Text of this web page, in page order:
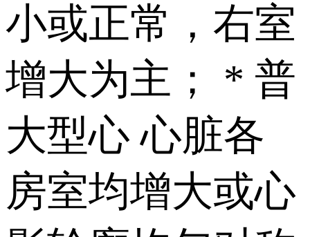
小或正常，右室
增大为主； * 普
大型心 心脏各
房室均增大或心